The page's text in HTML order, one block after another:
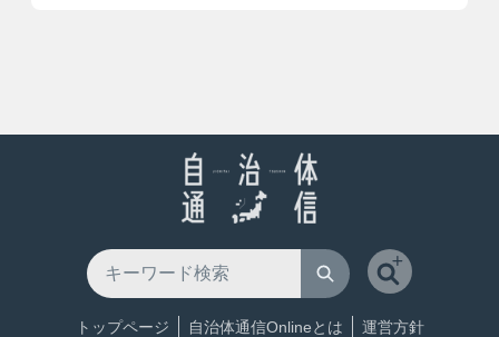
トップページ 自治体通信Onlineとは 運営方針